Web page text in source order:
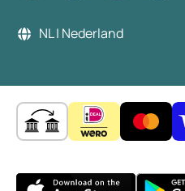
NL | Nederland